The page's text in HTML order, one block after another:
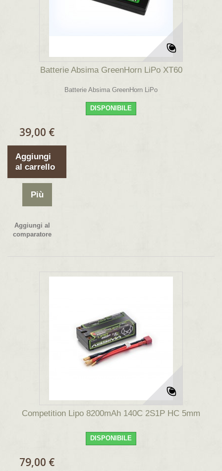
Batterie Absima GreenHorn LiPo XT60
Batterie Absima GreenHorn LiPo
DISPONIBILE
39,00 €
Aggiungi
al carrello
Più
Aggiungi al
comparatore
Competition Lipo 8200mAh 140C 2S1P HC 5mm
DISPONIBILE
79,00 €